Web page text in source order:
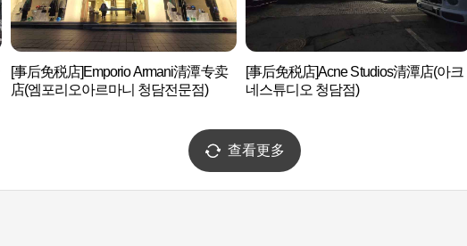
[事后免税店]Emporio Armani清潭专卖
店(엠포리오아르마니 청담전문점)
[事后免税店]Acne Studios清潭店(아크
네스튜디오 청담점)
查看更多